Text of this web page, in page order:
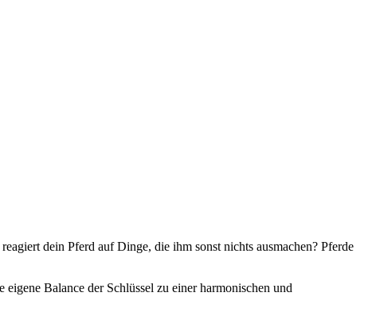
dein Pferd auf Dinge, die ihm sonst nichts ausmachen? Pferde
Balance der Schlüssel zu einer harmonischen und